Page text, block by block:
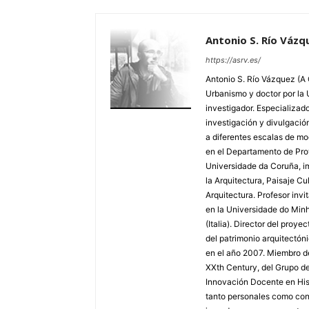
Antonio S. Río
https://asrv.es/
Antonio S. Río Vázquez (A
Urbanismo y doctor por la
investigador.
investigación y
a diferentes escalas de
en el Departamento de
Universidade da Coruña,
la Arquitectura, Paisaje
Arquitectura. Profesor
en la Universidade do
(Italia). Director del
del patrimonio
en el año 2007. Miembro
XXth Century, del Grupo
Innovación Docente en
tanto personales como